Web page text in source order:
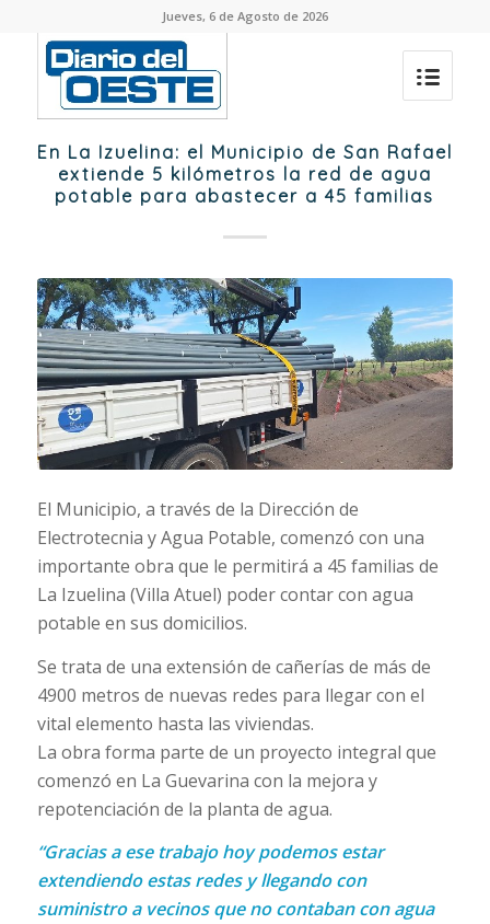
Jueves, 6 de Agosto de 2026
En La Izuelina: el Municipio de San Rafael
extiende 5 kilómetros la red de agua
potable para abastecer a 45 familias
El Municipio, a través de la Dirección de
Electrotecnia y Agua Potable, comenzó con una
importante obra que le permitirá a 45 familias de
La Izuelina (Villa Atuel) poder contar con agua
potable en sus domicilios.
Se trata de una extensión de cañerías de más de
4900 metros de nuevas redes para llegar con el
vital elemento hasta las viviendas.
La obra forma parte de un proyecto integral que
comenzó en La Guevarina con la mejora y
repotenciación de la planta de agua.
“Gracias a ese trabajo hoy podemos estar
extendiendo estas redes y llegando con
suministro a vecinos que no contaban con agua